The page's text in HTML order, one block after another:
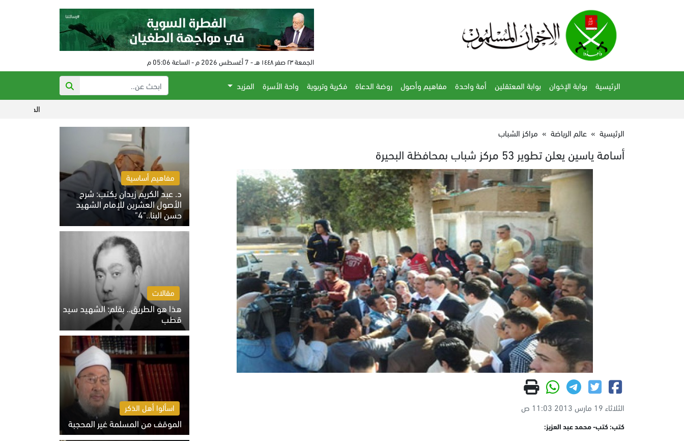
الجمعة ٢٣ صفر ١٤٤٨ هـ - 7 أغسطس 2026 م - الساعة 05:06 م
الرئيسية بوابة الإخوان بوابة المعتقلين أمة واحدة مفاهيم وأصول روضة الدعاة فكرية وتربوية واحة الأسرة
المزيد
الحكم على مفتي النظام
الرئيسية » عالم الرياضة » مراكز الشباب
أسامة ياسين يعلن تطوير 53 مركز شباب بمحافظة البحيرة
الثلاثاء 19 مارس 2013 11:03 ص
كتب: كتب- محمد عبد العزيز:
مفاهيم أساسية
د. عبد الكريم زيدان يكتب: شرح
الأصول العشرين للإمام الشهيد
حسن البنا.."4"
الخميس 6 أغسطس 2026 10:27 ص
مقالات
هذا هو الطريق.. بقلم: الشهيد سيد
قطب
الخميس 6 أغسطس 2026 10:52 ص
اسألوا أهل الذكر
الموقف من المسلمة غير المحجبة